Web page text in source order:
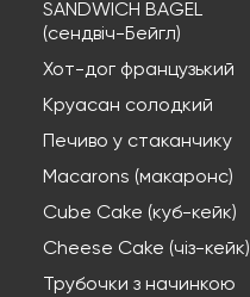
SANDWICH BAGEL
(сендвіч-Бейгл)
Хот-дог французький
Круасан солодкий
Печиво у стаканчику
Macarons (макаронс)
Cube Cake (куб-кейк)
Cheese Cake (чіз-кейк)
Трубочки з начинкою